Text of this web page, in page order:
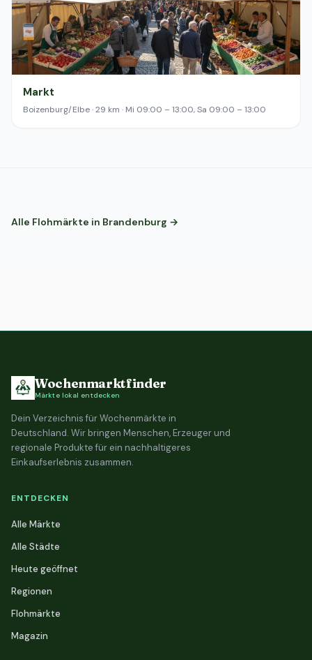
Markt
Boizenburg/Elbe · 29 km · Mi 09:00 – 13:00, Sa 09:00 – 13:00
Alle Flohmärkte in Brandenburg →
Wochenmarktfinder
Märkte lokal entdecken
Dein Verzeichnis für Wochenmärkte in
Deutschland. Wir bringen Menschen, Erzeuger und
regionale Produkte für ein nachhaltigeres
Einkaufserlebnis zusammen.
ENTDECKEN
Alle Märkte
Alle Städte
Heute geöffnet
Regionen
Flohmärkte
Magazin